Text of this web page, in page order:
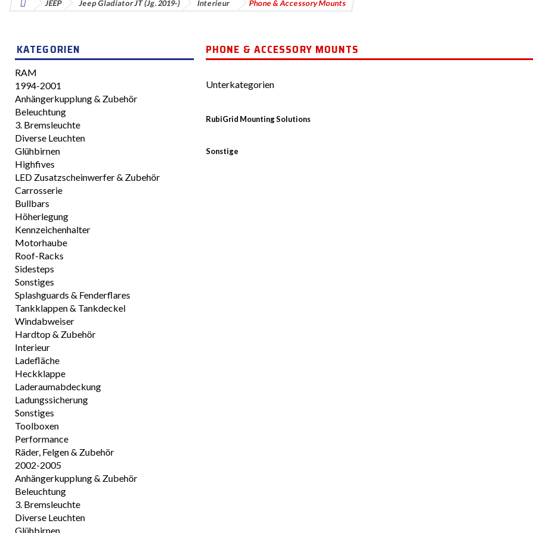
JEEP Jeep Gladiator JT (Jg. 2019-) Interieur Phone & Accessory Mounts
KATEGORIEN
RAM
1994-2001
Anhängerkupplung & Zubehör
Beleuchtung
3. Bremsleuchte
Diverse Leuchten
Glühbirnen
Highfives
LED Zusatzscheinwerfer & Zubehör
Carrosserie
Bullbars
Höherlegung
Kennzeichenhalter
Motorhaube
Roof-Racks
Sidesteps
Sonstiges
Splashguards & Fenderflares
Tankklappen & Tankdeckel
Windabweiser
Hardtop & Zubehör
Interieur
Ladefläche
Heckklappe
Laderaumabdeckung
Ladungssicherung
Sonstiges
Toolboxen
Performance
Räder, Felgen & Zubehör
2002-2005
Anhängerkupplung & Zubehör
Beleuchtung
3. Bremsleuchte
Diverse Leuchten
Glühbirnen
PHONE & ACCESSORY MOUNTS
Unterkategorien
RubiGrid Mounting Solutions
Sonstige